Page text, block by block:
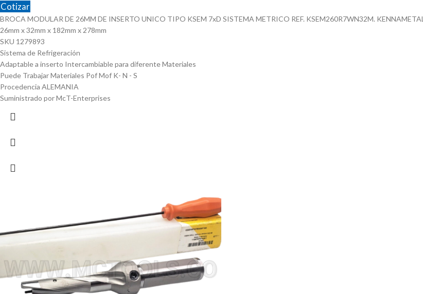
Cotizar
BROCA MODULAR DE 26MM DE INSERTO UNICO TIPO KSEM 7xD SISTEMA METRICO REF. KSEM260R7WN32M. KENNAMETAL
26mm x 32mm x 182mm x 278mm
SKU 1279893
Sistema de Refrigeración
Adaptable a inserto Intercambiable para diferente Materiales
Puede Trabajar Materiales Pof Mof K- N - S
Procedencia ALEMANIA
Suministrado por McT-Enterprises